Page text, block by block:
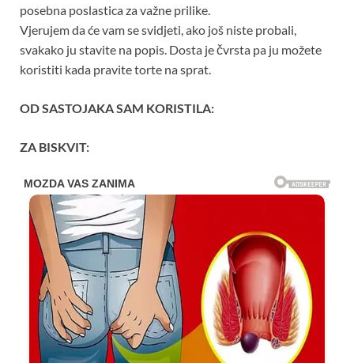
posebna poslastica za važne prilike.
Vjerujem da će vam se svidjeti, ako još niste probali,
svakako ju stavite na popis. Dosta je čvrsta pa ju možete
koristiti kada pravite torte na sprat.
OD SASTOJAKA SAM KORISTILA:
ZA BISKVIT: